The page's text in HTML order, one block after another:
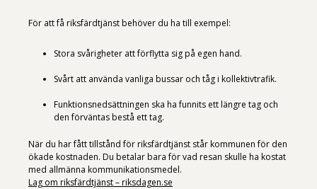
För att få riksfärdtjänst behöver du ha till exempel:
Stora svårigheter att förflytta sig på egen hand.
Svårt att använda vanliga bussar och tåg i kollektivtrafik.
Funktionsnedsättningen ska ha funnits ett längre tag och
den förväntas bestå ett tag.
När du har fått tillstånd för riksfärdtjänst står kommunen för den
ökade kostnaden. Du betalar bara för vad resan skulle ha kostat
med allmänna kommunikationsmedel.
Lag om riksfärdtjänst – riksdagen.se